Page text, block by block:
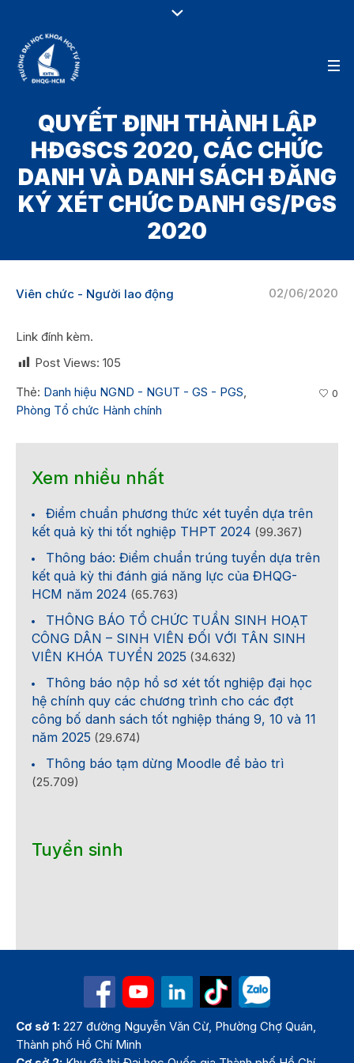
QUYẾT ĐỊNH THÀNH LẬP
HĐGSCS 2020, CÁC CHỨC
DANH VÀ DANH SÁCH ĐĂNG
KÝ XÉT CHỨC DANH GS/PGS
2020
02/06/2020
Viên chức - Người lao động
Link đính kèm.
Post Views: 105
Thẻ: Danh hiệu NGND - NGUT - GS - PGS,
Phòng Tổ chức Hành chính
0
Xem nhiều nhất
Điểm chuẩn phương thức xét tuyển dựa trên
kết quả kỳ thi tốt nghiệp THPT 2024 (99.367)
Thông báo: Điểm chuẩn trúng tuyển dựa trên
kết quả kỳ thi đánh giá năng lực của ĐHQG-
HCM năm 2024 (65.763)
THÔNG BÁO TỔ CHỨC TUẦN SINH HOẠT
CÔNG DÂN – SINH VIÊN ĐỐI VỚI TÂN SINH
VIÊN KHÓA TUYỂN 2025 (34.632)
Thông báo nộp hồ sơ xét tốt nghiệp đại học
hệ chính quy các chương trình cho các đợt
công bố danh sách tốt nghiệp tháng 9, 10 và 11
năm 2025 (29.674)
Thông báo tạm dừng Moodle để bảo trì
(25.709)
Tuyển sinh
Cơ sở 1: 227 đường Nguyễn Văn Cừ, Phường Chợ Quán,
Thành phố Hồ Chí Minh